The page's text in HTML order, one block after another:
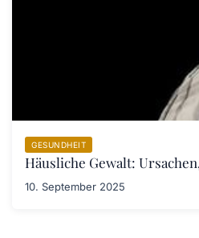
GESUNDHEIT
Häusliche Gewalt:
10. September 2025